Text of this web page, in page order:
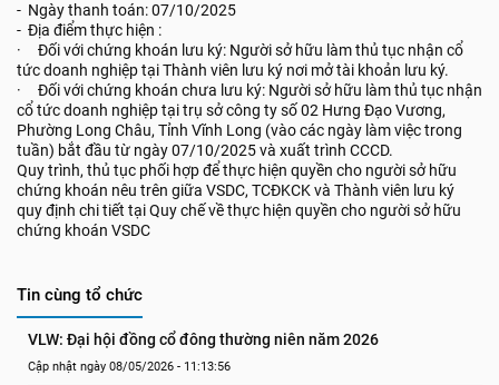
- Ngày thanh toán: 07/10/2025
- Địa điểm thực hiện :
· Đối với chứng khoán lưu ký: Người sở hữu làm thủ tục nhận cổ
tức doanh nghiệp tại Thành viên lưu ký nơi mở tài khoản lưu ký.
· Đối với chứng khoán chưa lưu ký: Người sở hữu làm thủ tục nhận
cổ tức doanh nghiệp tại trụ sở công ty số 02 Hưng Đạo Vương,
Phường Long Châu, Tỉnh Vĩnh Long (vào các ngày làm việc trong
tuần) bắt đầu từ ngày 07/10/2025 và xuất trình CCCD.
Quy trình, thủ tục phối hợp để thực hiện quyền cho người sở hữu
chứng khoán nêu trên giữa VSDC, TCĐKCK và Thành viên lưu ký
quy định chi tiết tại Quy chế về thực hiện quyền cho người sở hữu
chứng khoán VSDC
Tin cùng tổ chức
VLW: Đại hội đồng cổ đông thường niên năm 2026
Cập nhật ngày 08/05/2026 - 11:13:56